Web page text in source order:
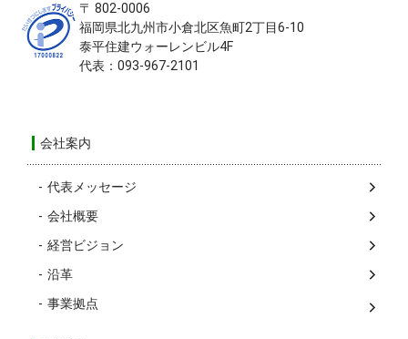
〒 802-0006
福岡県北九州市小倉北区魚町2丁目6-10
泰平住建ウォーレンビル4F
代表：093-967-2101
会社案内
代表メッセージ
会社概要
経営ビジョン
沿革
事業拠点